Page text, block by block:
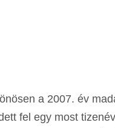
a 2007. év
fel egy most